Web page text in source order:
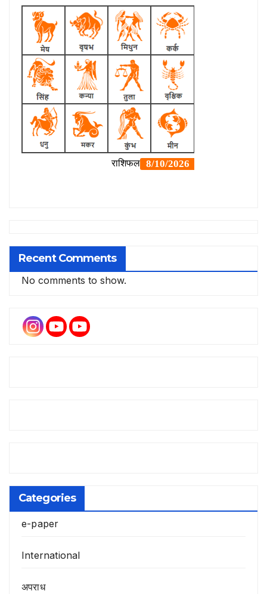
Recent Comments
No comments to show.
Categories
e-paper
International
अपराध